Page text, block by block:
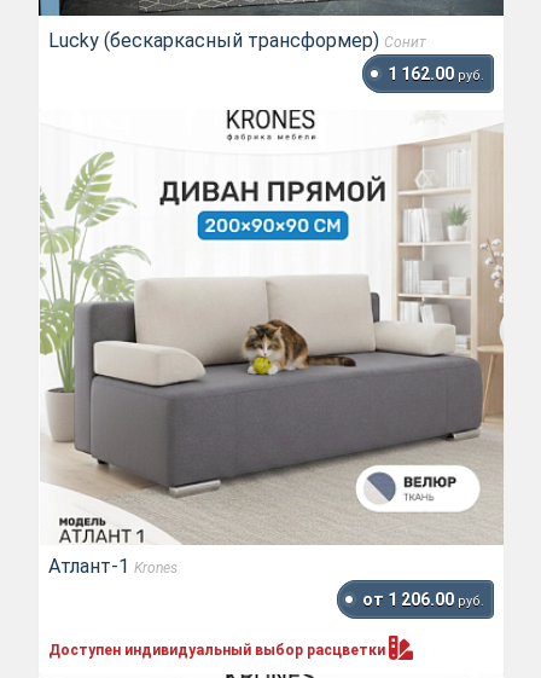
Lucky (бескаркасный трансформер) Сонит
1 162.00 руб.
Атлант-1 Krones
от 1 206.00 руб.
Доступен индивидуальный выбор расцветки